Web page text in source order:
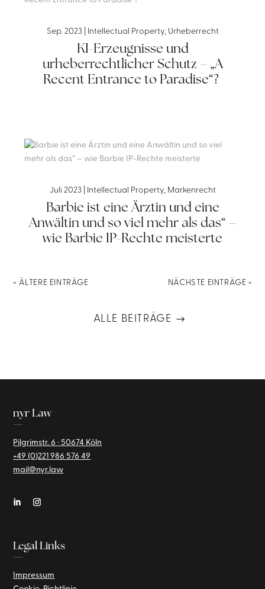
KI-Erzeugnisse und
urheberrechtlicher Schutz – „A
Recent Entrance to Paradise“?
Sep. 2023| Intellectual Property, Urheberrecht
Barbie ist eine Ärztin und eine
Anwältin und so viel mehr als das“ –
wie Barbie IP-Rechte meisterte
Juli 2023| Intellectual Property, Markenrecht
« ÄLTERE EINTRÄGE NÄCHSTE EINTRÄGE »
ALLE BEITRÄGE
nyr Law
—
Pilgrimstr. 6 · 50674 Köln
+49 (0)221986 576 49
mail@nyr.law
Legal Links
—
Impressum